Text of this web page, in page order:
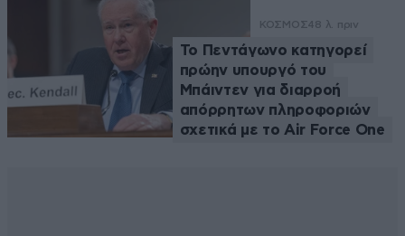
ΚΟΣΜΟΣ48 λ. πριν
Το Πεντάγωνο κατηγορεί
πρώην υπουργό του
Μπάιντεν για διαρροή
απόρρητων πληροφοριών
σχετικά με το Air Force One